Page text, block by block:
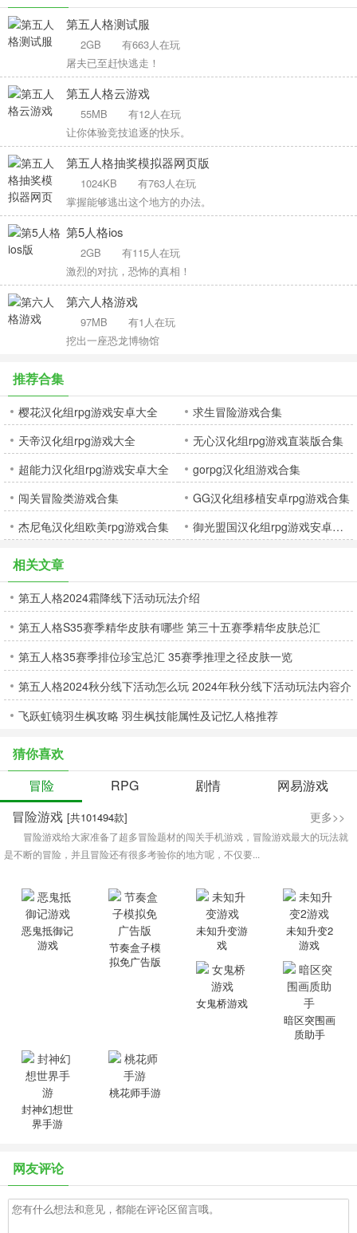
第五人格测试服
2GB
有663人在玩
屠夫已至赶快逃走！
第五人格云游戏
55MB
有12人在玩
让你体验竞技追逐的快乐。
第五人格抽奖模拟器网页版
1024KB
有763人在玩
掌握能够逃出这个地方的办法。
第5人格ios
2GB
有115人在玩
激烈的对抗，恐怖的真相！
第六人格游戏
97MB
有1人在玩
挖出一座恐龙博物馆
推荐合集
樱花汉化组rpg游戏安卓大全
求生冒险游戏合集
天帝汉化组rpg游戏大全
无心汉化组rpg游戏直装版合集
超能力汉化组rpg游戏安卓大全
gorpg汉化组游戏合集
闯关冒险类游戏合集
GG汉化组移植安卓rpg游戏合集
杰尼龟汉化组欧美rpg游戏合集
御光盟国汉化组rpg游戏安卓大全
相关文章
第五人格2024霜降线下活动玩法介绍
第五人格S35赛季精华皮肤有哪些 第三十五赛季精华皮肤总汇
第五人格35赛季排位珍宝总汇 35赛季推理之径皮肤一览
第五人格2024秋分线下活动怎么玩 2024年秋分线下活动玩法内容介
绍
飞跃虹镜羽生枫攻略 羽生枫技能属性及记忆人格推荐
猜你喜欢
冒险
RPG 剧情
网易游戏
冒险游戏 [共101494款] 更多>>
冒险游戏给大家准备了超多冒险题材的闯关手机游戏，冒险游戏最大的玩法就
是不断的冒险，并且冒险还有很多考验你的地方呢，不仅要...
恶鬼抵御记
游戏
节奏盒子模
拟免广告版
未知升变游
戏
未知升变2
游戏
女鬼桥游戏
暗区突围画
质助手
封神幻想世
界手游
桃花师手游
网友评论